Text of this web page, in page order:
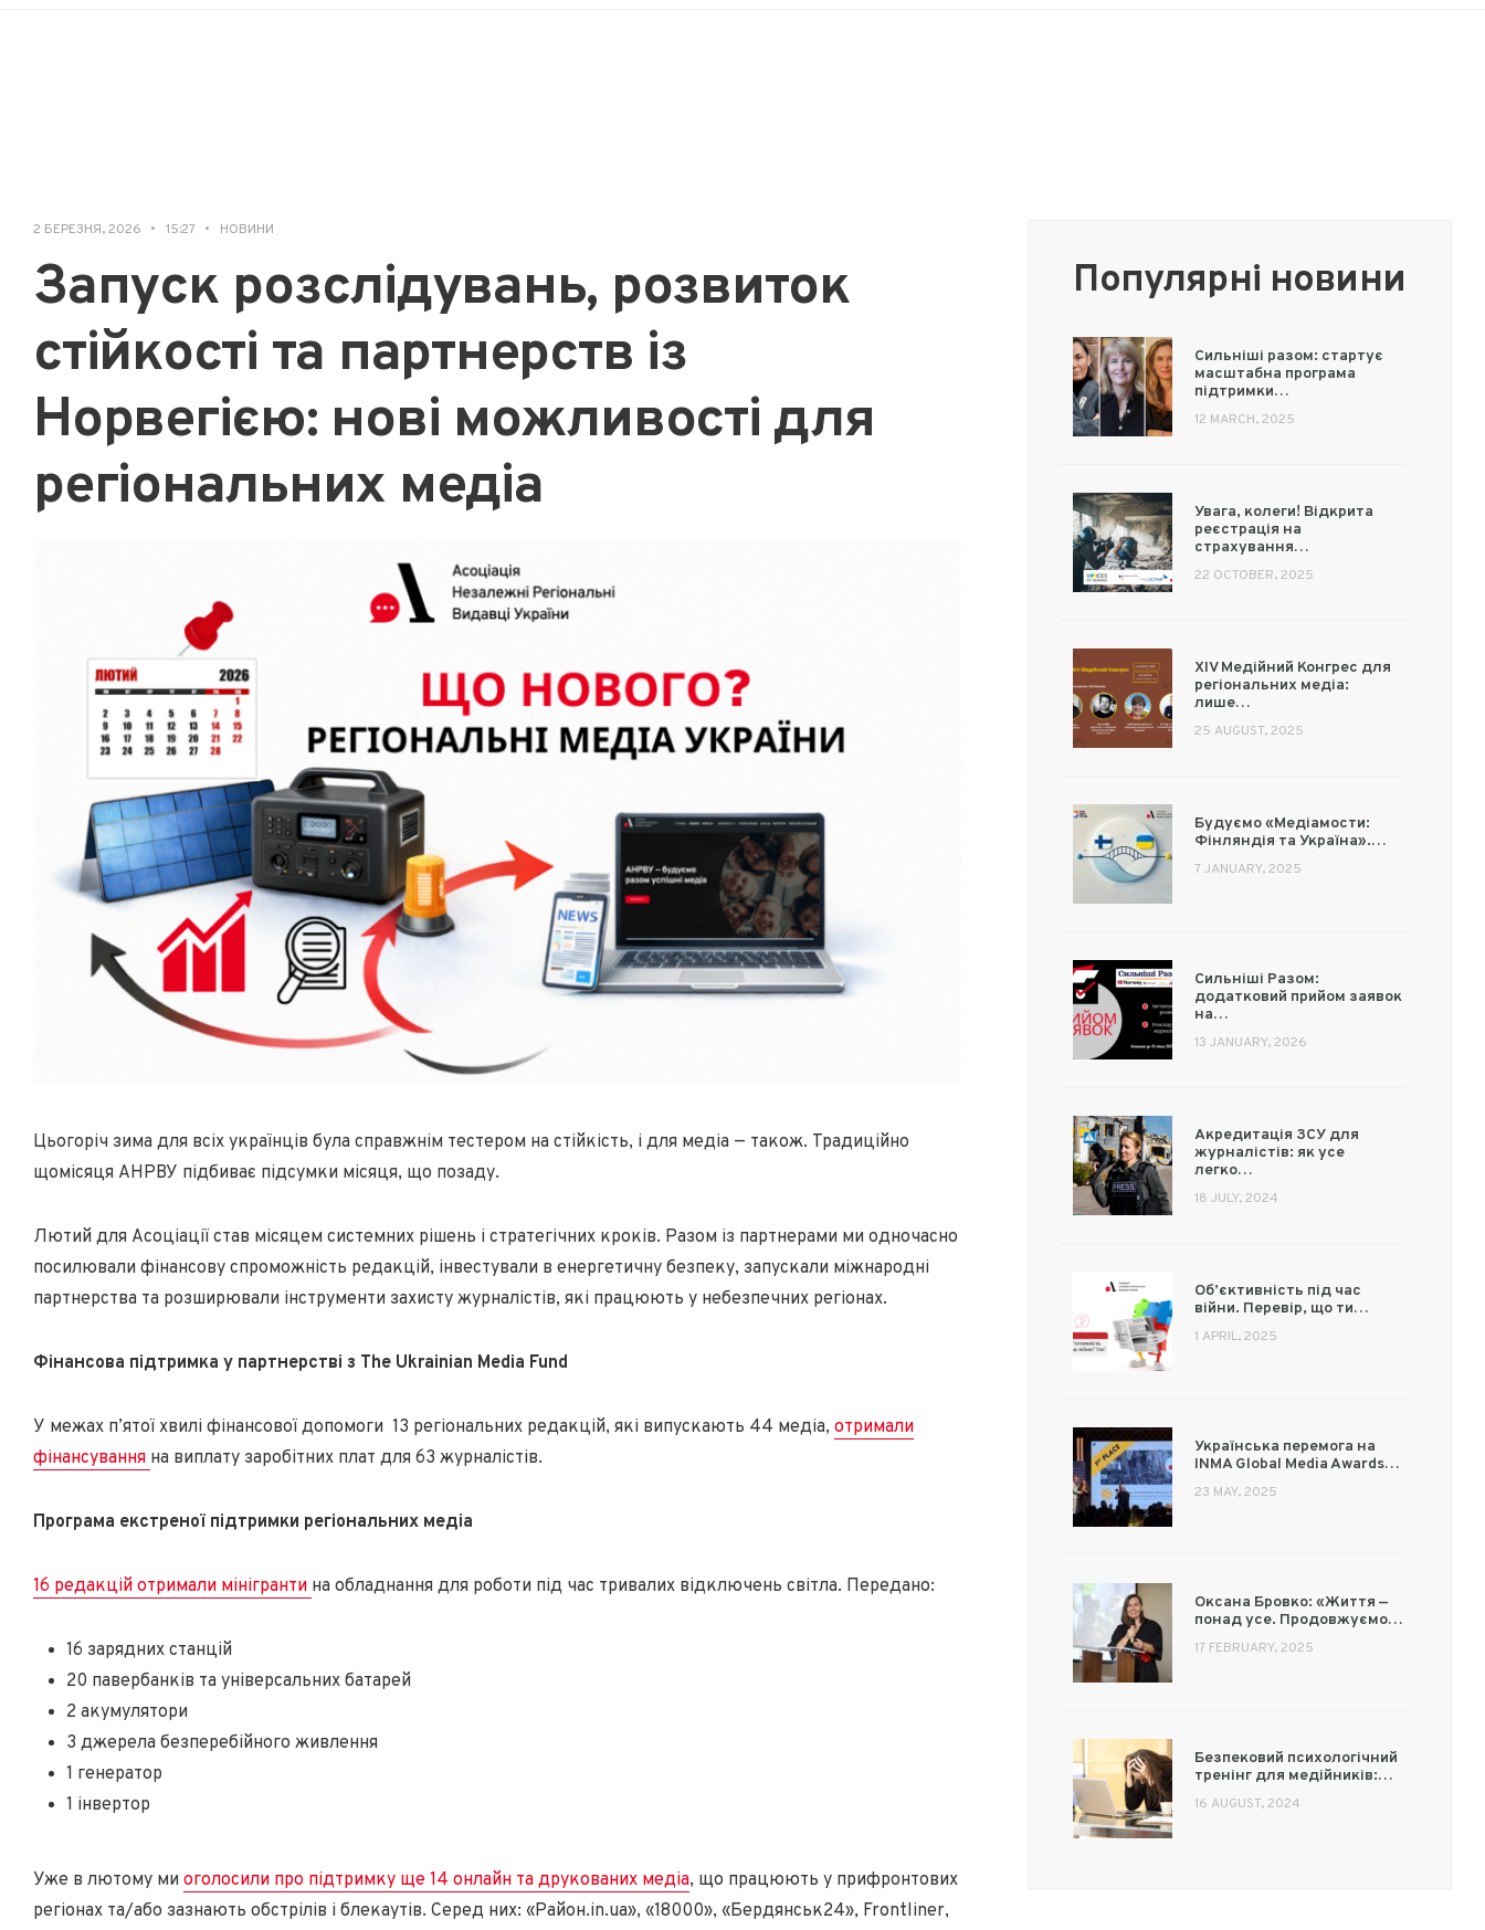
2 БЕРЕЗНЯ, 2026 • 15:27 • НОВИНИ
Запуск розслідувань, розвиток
стійкості та партнерств із
Норвегією: нові можливості для
регіональних медіа
Цьогоріч зима для всіх українців була справжнім тестером на стійкість, і для медіа — також. Традиційно
щомісяця АНРВУ підбиває підсумки місяця, що позаду.
Лютий для Асоціації став місяцем системних рішень і стратегічних кроків. Разом із партнерами ми одночасно
посилювали фінансову спроможність редакцій, інвестували в енергетичну безпеку, запускали міжнародні
партнерства та розширювали інструменти захисту журналістів, які працюють у небезпечних регіонах.
Фінансова підтримка у партнерстві з The Ukrainian Media Fund
У межах п’ятої хвилі фінансової допомоги 13 регіональних редакцій, які випускають 44 медіа, отримали
фінансування на виплату заробітних плат для 63 журналістів.
Програма екстреної підтримки регіональних медіа
16 редакцій отримали мінігранти на обладнання для роботи під час тривалих відключень світла. Передано:
16 зарядних станцій
20 павербанків та універсальних батарей
2 акумулятори
3 джерела безперебійного живлення
1 генератор
1 інвертор
Уже в лютому ми оголосили про підтримку ще 14 онлайн та друкованих медіа, що працюють у прифронтових
регіонах та/або зазнають обстрілів і блекаутів. Серед них: «Район.in.ua», «18000», «Бердянськ24», Frontliner,
Популярні новини
Сильніші разом: стартує
масштабна програма
підтримки…
12 MARCH, 2025
Увага, колеги! Відкрита
реєстрація на
страхування…
22 OCTOBER, 2025
XIV Медійний Конгрес для
регіональних медіа:
лише…
25 AUGUST, 2025
Будуємо «Медіамости:
Фінляндія та Україна».…
7 JANUARY, 2025
Сильніші Разом:
додатковий прийом заявок
на…
13 JANUARY, 2026
Акредитація ЗСУ для
журналістів: як усе
легко…
18 JULY, 2024
Об’єктивність під час
війни. Перевір, що ти…
1 APRIL, 2025
Українська перемога на
INMA Global Media Awards…
23 MAY, 2025
Оксана Бровко: «Життя —
понад усе. Продовжуємо…
17 FEBRUARY, 2025
Безпековий психологічний
тренінг для медійників:…
16 AUGUST, 2024